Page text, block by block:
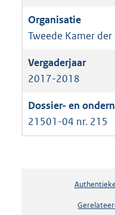
Tweede Kamer
2017-2018
21501-04 nr. 215